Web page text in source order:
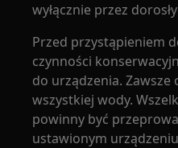
wyłącznie przez
Przed przystąpieniem
czynności
do urządzenia.
wszystkiej wody.
powinny być
ustawionym